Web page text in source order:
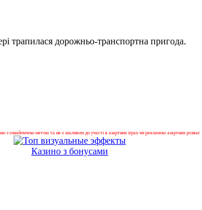
трапилася дорожньо-транспортна пригода.
з ознайомчою метою та не є закликом до участі в азартних іграх чи рекламою азартних розваг.
Казино з бонусами